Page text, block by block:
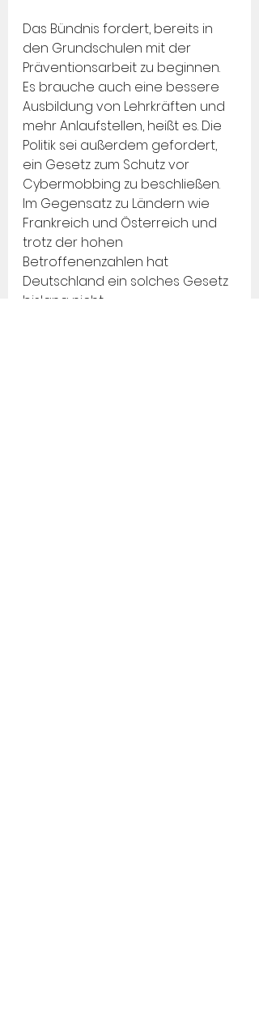
Das Bündnis fordert, bereits in
den Grundschulen mit der
Präventionsarbeit zu beginnen.
Es brauche auch eine bessere
Ausbildung von Lehrkräften und
mehr Anlaufstellen, heißt es. Die
Politik sei außerdem gefordert,
ein Gesetz zum Schutz vor
Cybermobbing zu beschließen.
Im Gegensatz zu Ländern wie
Frankreich und Österreich und
trotz der hohen
Betroffenenzahlen hat
Deutschland ein solches Gesetz
bislang nicht.